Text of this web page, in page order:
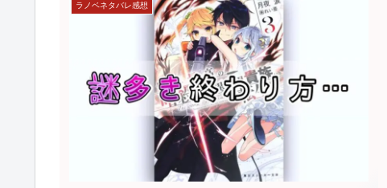
ラノベネタバレ感想